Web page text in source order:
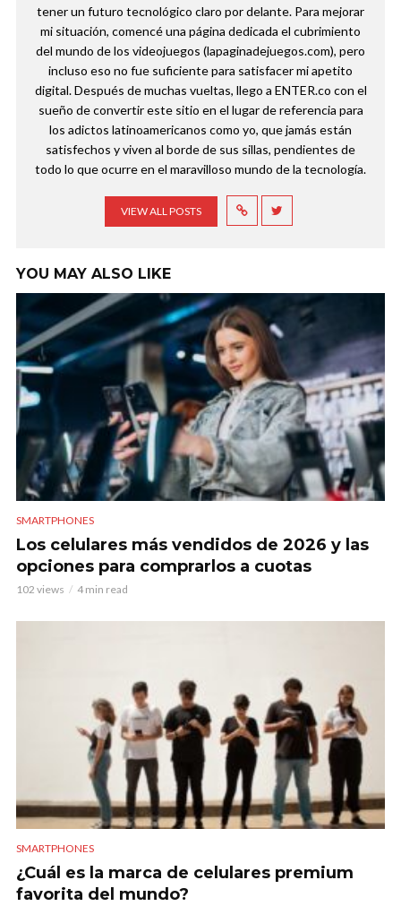
tener un futuro tecnológico claro por delante. Para mejorar
mi situación, comencé una página dedicada el cubrimiento
del mundo de los videojuegos (lapaginadejuegos.com), pero
incluso eso no fue suficiente para satisfacer mi apetito
digital. Después de muchas vueltas, llego a ENTER.co con el
sueño de convertir este sitio en el lugar de referencia para
los adictos latinoamericanos como yo, que jamás están
satisfechos y viven al borde de sus sillas, pendientes de
todo lo que ocurre en el maravilloso mundo de la tecnología.
VIEW ALL POSTS
YOU MAY ALSO LIKE
SMARTPHONES
Los celulares más vendidos de 2026 y las
opciones para comprarlos a cuotas
102 views 4 min read
SMARTPHONES
¿Cuál es la marca de celulares premium
favorita del mundo?